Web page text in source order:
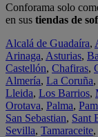
Conforama solo
en sus tiendas de
Alcalá de Guadaíra,
Arinaga, Asturias,
Castellón, Chafiras,
Almería, La Coruña,
Lleida, Los Barrios,
Orotava, Palma,
San Sebastian, Sant
Sevilla, Tamaraceite,